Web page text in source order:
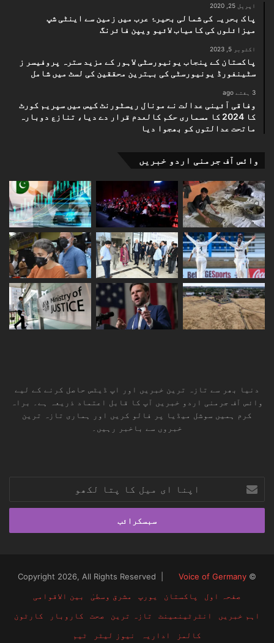
اپریل 25, 2020
پاک بحریہ کی شمالی بحیرۂ عرب میں زمین سے اینٹی شپ
میزائلوں کی کامیاب لائیو ویپن فائرنگ
اکتوبر 5, 2023
پاکستان کے پنجاب یونیورسٹی لاہور کے مزید سترہ پروفیسر ز
سٹینفورڈ یونیورسٹی کی بہترین محققین کی لسٹ میں شامل
3 ہفتے ago
وفاقی آئینی عدالت نے مونال ریسٹورنٹ کیس میں سپریم کورٹ
کا 2024 کا مسماری حکم کالعدم قرار دے دیا، تنازع دوبارہ
ماتحت عدالتوں کو بھجوا دیا
وائس آف جرمنی اردو خبریں
دنیا بھر سے تازہ ترین خبریں اور اپ ڈیٹس حاصل کرنے کے لیے
وائس آف جرمنی اردو خبریں آپ کا قابل اعتماد ذریعہ ہے۔ براہ
کرم ہمیں سوشل میڈیا پر فالو کریں اور ہماری تازہ ترین
خبروں سے باخبر رہیں۔
ای
میل
پتا
© Copyright 2026, All Rights Reserved |
Voice of Germany
صفحہ اول
پاکستان یورپ مشرق وسطیٰ
بین الاقوامی
اہم خبریں
انٹرٹینمینٹ تازہ ترین صحت کاروبار
کارٹون
کالمز
اداریہ نیوز لیٹر ٹیم